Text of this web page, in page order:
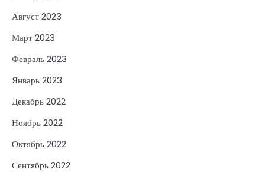
Август 2023
Март 2023
Февраль 2023
Январь 2023
Декабрь 2022
Ноябрь 2022
Октябрь 2022
Сентябрь 2022